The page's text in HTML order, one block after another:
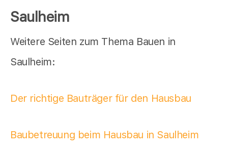
Saulheim
Weitere Seiten zum Thema Bauen in
Saulheim:
Der richtige Bauträger für den Hausbau
Baubetreuung beim Hausbau in Saulheim